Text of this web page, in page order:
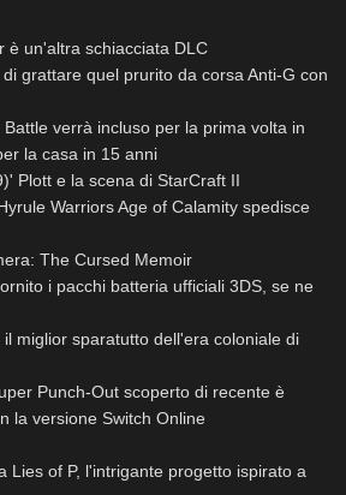
è un'altra schiacciata DLC
grattare quel prurito da corsa Anti-G con
verrà incluso per la prima volta in
la casa in 15 anni
Plott e la scena di StarCraft II
Warriors Age of Calamity spedisce
The Cursed Memoir
i pacchi batteria ufficiali 3DS, se ne
miglior sparatutto dell'era coloniale di
Punch-Out scoperto di recente è
la versione Switch Online
Lies of P, l'intrigante progetto ispirato a